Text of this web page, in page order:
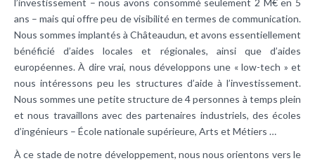
ans – mais qui offre peu de visibilité en termes de communication.
Nous sommes implantés à Châteaudun, et avons essentiellement
bénéficié d’aides locales et régionales, ainsi que d’aides
européennes. À dire vrai, nous développons une « low-tech » et
nous intéressons peu les structures d’aide à l’investissement.
Nous sommes une petite structure de 4 personnes à temps plein
et nous travaillons avec des partenaires industriels, des écoles
d’ingénieurs – École nationale supérieure, Arts et Métiers …
À ce stade de notre développement, nous nous orientons vers le